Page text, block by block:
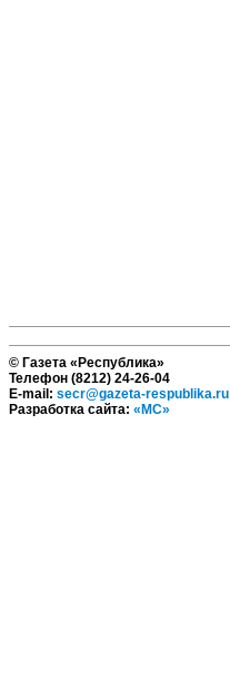
© Газета «Республика»
Телефон (8212) 24-26-04
E-mail: secr@gazeta-respublika.ru
Разработка сайта: «МС»